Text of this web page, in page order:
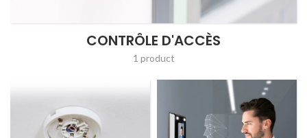
CONTRÔLE D'ACCÈS
1 product